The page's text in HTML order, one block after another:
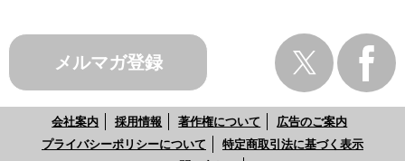
メルマガ登録
会社案内 採用情報 著作権について
広告のご案内
プライバシーポリシーについて
特定商取引法に基づく表示